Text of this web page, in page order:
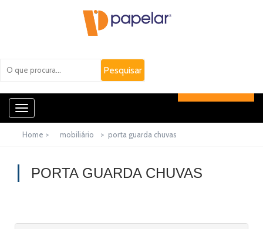
Toggle
navigation
Home > mobiliário > porta guarda chuvas
PORTA GUARDA CHUVAS